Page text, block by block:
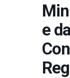
e